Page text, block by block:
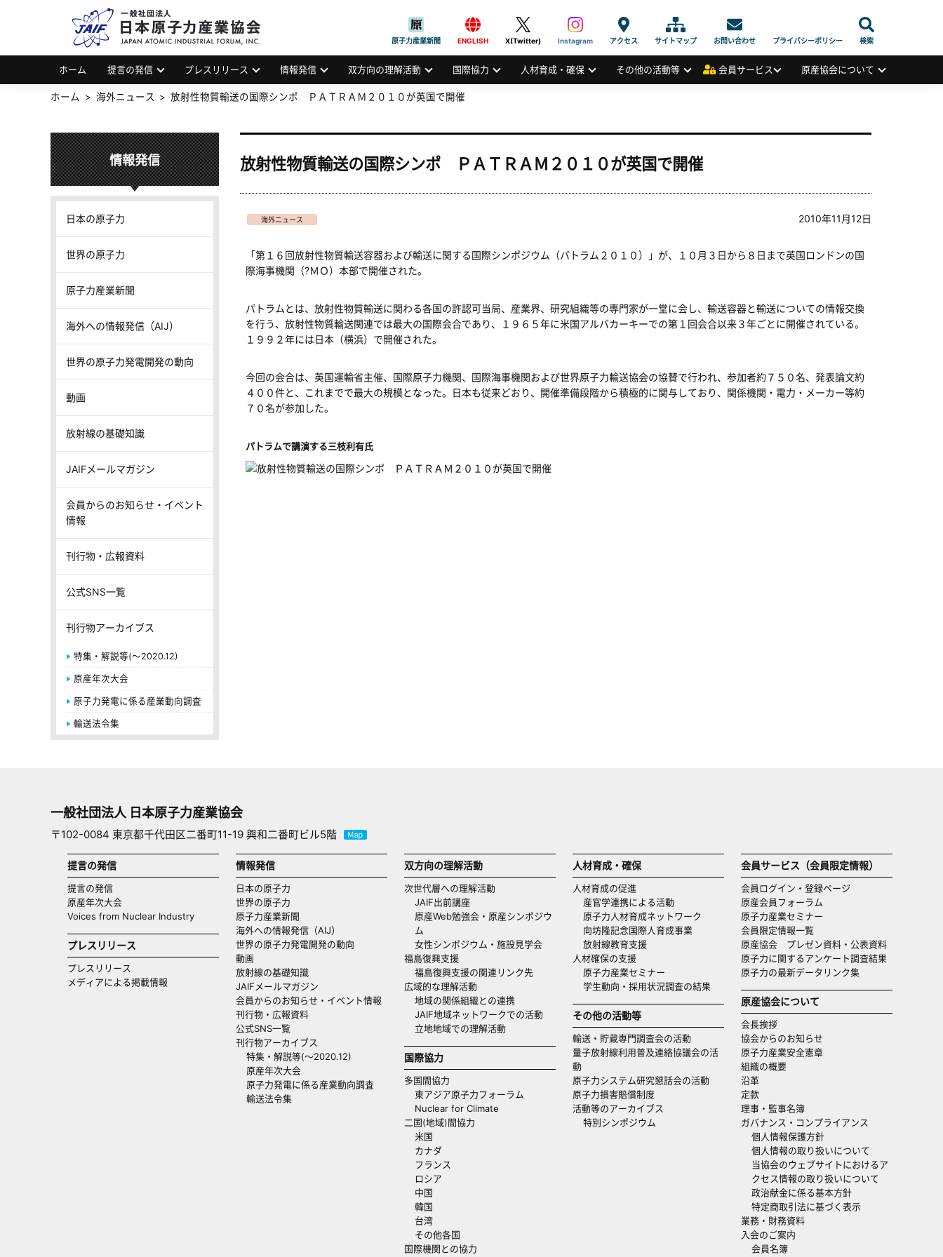
JAPAN ATOMIC INDUSTRIAL FORUM, INC.
原子力産業新聞 ENGLISH X(Twitter) Instagram アクセス サイトマップ お問い合わせ プライバシーポリシー 検索
ホーム 提言の発信 プレスリリース 情報発信 双方向の理解活動 国際協力 人材育成・確保 その他の活動等 会員サービス 原産協会について
ホーム 海外ニュース 放射性物質輸送の国際シンポ ＰＡＴＲＡＭ２０１０が英国で開催
放射性物質輸送の国際シンポ ＰＡＴＲＡＭ２０１０が英国で開催
海外ニュース 2010年11月12日
「第１６回放射性物質輸送容器および輸送に関する国際シンポジウム（パトラム２０１０）」が、１０月３日から８日まで英国ロンドンの国
際海事機関（?ＭＯ）本部で開催された。
パトラムとは、放射性物質輸送に関わる各国の許認可当局、産業界、研究組織等の専門家が一堂に会し、輸送容器と輸送についての情報交換
を行う、放射性物質輸送関連では最大の国際会合であり、１９６５年に米国アルバカーキーでの第１回会合以来３年ごとに開催されている。
１９９２年には日本（横浜）で開催された。
今回の会合は、英国運輸省主催、国際原子力機関、国際海事機関および世界原子力輸送協会の協賛で行われ、参加者約７５０名、発表論文約
４００件と、これまでで最大の規模となった。日本も従来どおり、開催準備段階から積極的に関与しており、関係機関・電力・メーカー等約
７０名が参加した。
パトラムで講演する三枝利有氏
情報発信
日本の原子力
世界の原子力
原子力産業新聞
海外への情報発信（AIJ）
世界の原子力発電開発の動向
動画
放射線の基礎知識
JAIFメールマガジン
会員からのお知らせ・イベント
情報
刊行物・広報資料
公式SNS一覧
刊行物アーカイブス
特集・解説等(～2020.12)
原産年次大会
原子力発電に係る産業動向調査
輸送法令集
一般社団法人 日本原子力産業協会
〒102-0084 東京都千代田区二番町11-19 興和二番町ビル5階
提言の発信
提言の発信
原産年次大会
Voices from Nuclear Industry
プレスリリース
プレスリリース
メディアによる掲載情報
情報発信
日本の原子力
世界の原子力
原子力産業新聞
海外への情報発信（AIJ）
世界の原子力発電開発の動向
動画
放射線の基礎知識
JAIFメールマガジン
会員からのお知らせ・イベント情報
刊行物・広報資料
公式SNS一覧
刊行物アーカイブス
特集・解説等(～2020.12)
原産年次大会
原子力発電に係る産業動向調査
輸送法令集
双方向の理解活動
次世代層への理解活動
JAIF出前講座
原産Web勉強会・原産シンポジウ
ム
女性シンポジウム・施設見学会
福島復興支援
福島復興支援の関連リンク先
広域的な理解活動
地域の関係組織との連携
JAIF地域ネットワークでの活動
立地地域での理解活動
国際協力
多国間協力
東アジア原子力フォーラム
Nuclear for Climate
二国(地域)間協力
米国
カナダ
フランス
ロシア
中国
韓国
台湾
その他各国
国際機関との協力
人材育成・確保
人材育成の促進
産官学連携による活動
原子力人材育成ネットワーク
向坊隆記念国際人育成事業
放射線教育支援
人材確保の支援
原子力産業セミナー
学生動向・採用状況調査の結果
その他の活動等
輸送・貯蔵専門調査会の活動
量子放射線利用普及連絡協議会の活
動
原子力システム研究懇話会の活動
原子力損害賠償制度
活動等のアーカイブス
特別シンポジウム
会員サービス（会員限定情報）
会員ログイン・登録ページ
原産会員フォーラム
原子力産業セミナー
会員限定情報一覧
原産協会 プレゼン資料・公表資料
原子力に関するアンケート調査結果
原子力の最新データリンク集
原産協会について
会長挨拶
協会からのお知らせ
原子力産業安全憲章
組織の概要
沿革
定款
理事・監事名簿
ガバナンス・コンプライアンス
個人情報保護方針
個人情報の取り扱いについて
当協会のウェブサイトにおけるア
クセス情報の取り扱いについて
政治献金に係る基本方針
特定商取引法に基づく表示
業務・財務資料
入会のご案内
会員名簿